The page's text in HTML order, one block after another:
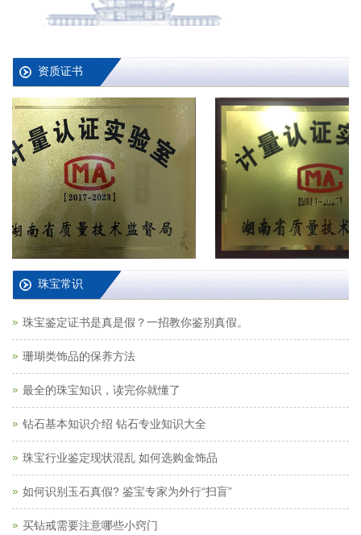
资质证书
珠宝常识
珠宝鉴定证书是真是假？一招教你鉴别真假。
珊瑚类饰品的保养方法
最全的珠宝知识，读完你就懂了
钻石基本知识介绍 钻石专业知识大全
珠宝行业鉴定现状混乱 如何选购金饰品
如何识别玉石真假? 鉴宝专家为外行“扫盲”
买钻戒需要注意哪些小窍门